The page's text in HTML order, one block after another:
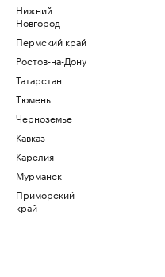
Нижний
Новгород
Пермский край
Ростов-на-Дону
Татарстан
Тюмень
Черноземье
Кавказ
Карелия
Мурманск
Приморский
край